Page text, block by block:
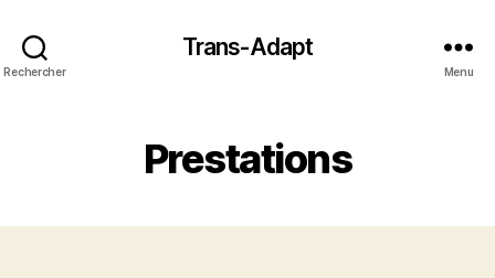
Rechercher
Trans-Adapt
Menu
Prestations